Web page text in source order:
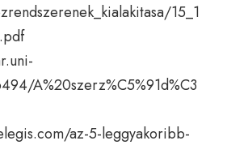
15_1
A%20szerz%C5%91d%C3
az-5-leggyakoribb-